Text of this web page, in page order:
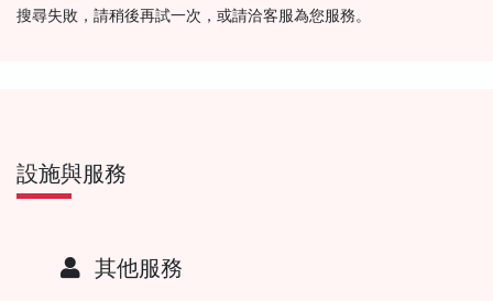
搜尋失敗，請稍後再試一次，或請洽客服為您服務。
設施與服務
其他服務